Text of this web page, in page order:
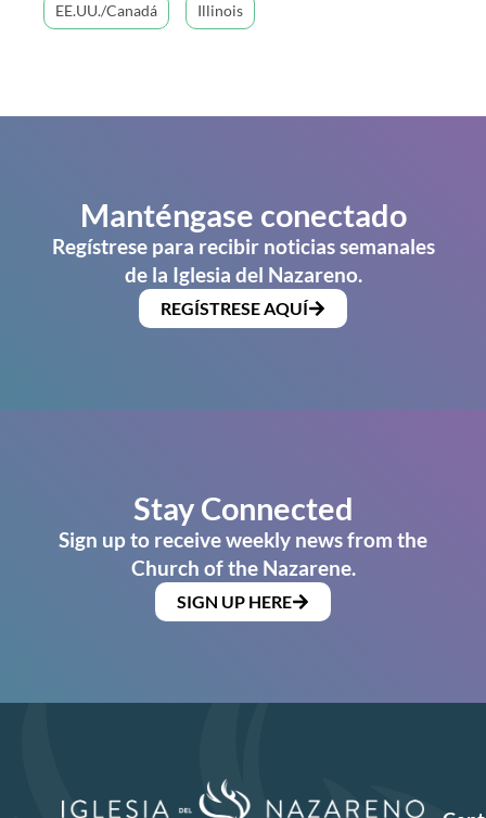
EE.UU./Canadá Illinois
Manténgase conectado
Regístrese para recibir noticias semanales
de la Iglesia del Nazareno.
REGÍSTRESE AQUÍ
Stay Connected
Sign up to receive weekly news from the
Church of the Nazarene.
SIGN UP HERE